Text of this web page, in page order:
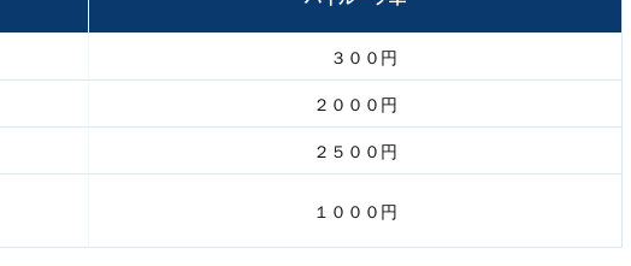
３００円
２０００円
２５００円
１０００円